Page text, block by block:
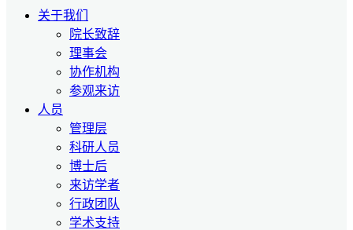
关于我们
院长致辞
理事会
协作机构
参观来访
人员
管理层
科研人员
博士后
来访学者
行政团队
学术支持